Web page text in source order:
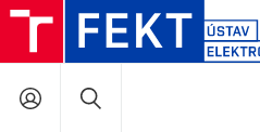
Přejít
hlavnímu
obsahu